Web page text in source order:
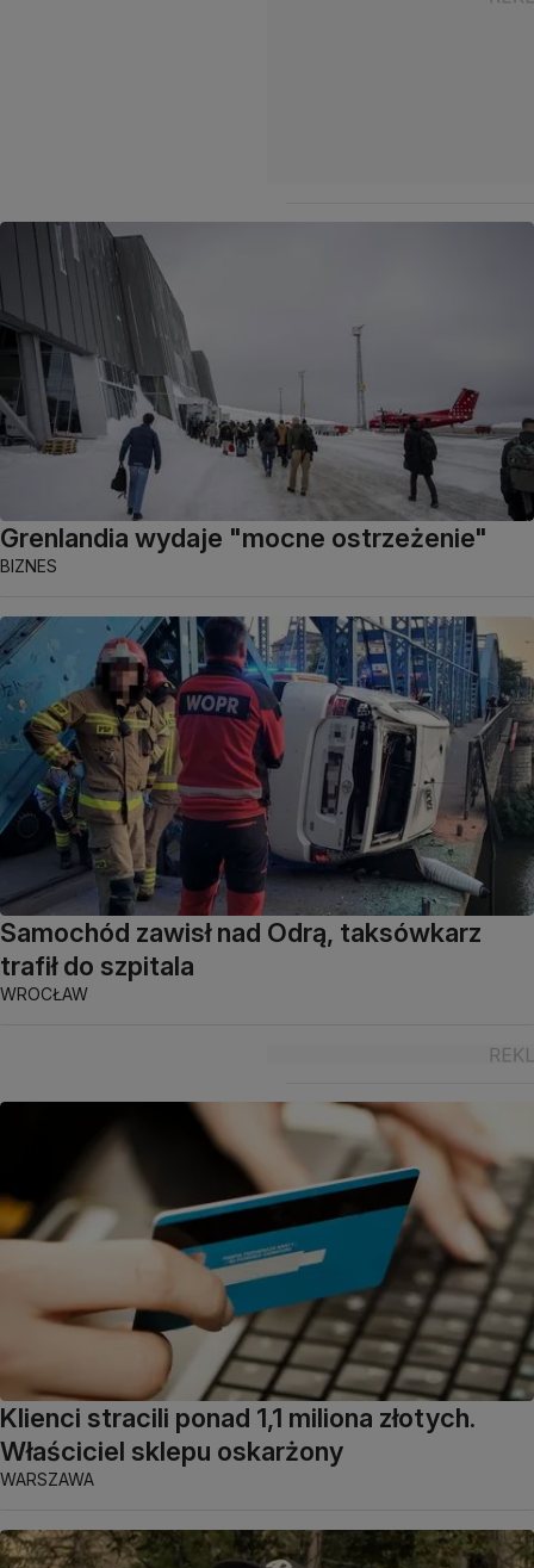
Grenlandia wydaje "mocne ostrzeżenie"
BIZNES
Samochód zawisł nad Odrą, taksówkarz
trafił do szpitala
WROCŁAW
Klienci stracili ponad 1,1 miliona złotych.
Właściciel sklepu oskarżony
WARSZAWA